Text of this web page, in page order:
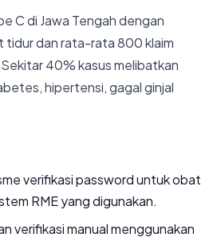
C di Jawa Tengah dengan
tidur dan rata-rata 800 klaim
40% kasus melibatkan
hipertensi, gagal ginjal
verifikasi password untuk obat
RME yang digunakan.
verifikasi manual menggunakan